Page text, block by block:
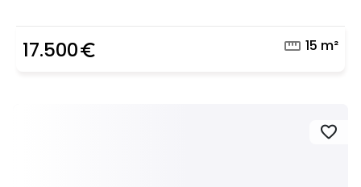
17.500euro_symbol straighten 15 m²
favorite